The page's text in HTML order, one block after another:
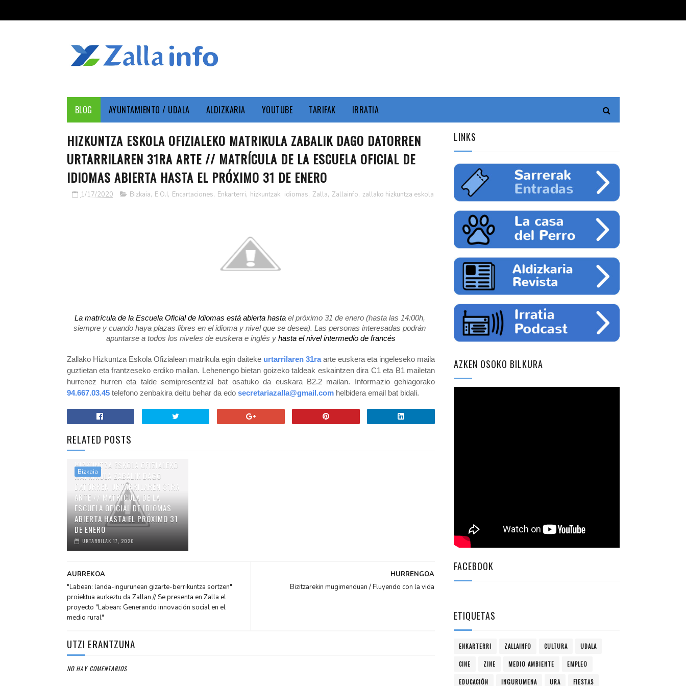
BLOG AYUNTAMIENTO / UDALA ALDIZKARIA YOUTUBE TARIFAK IRRATIA
HIZKUNTZA ESKOLA OFIZIALEKO MATRIKULA ZABALIK DAGO DATORREN
URTARRILAREN 31RA ARTE // MATRÍCULA DE LA ESCUELA OFICIAL DE
IDIOMAS ABIERTA HASTA EL PRÓXIMO 31 DE ENERO
1/17/2020 Bizkaia, E.O.I, Encartaciones, Enkarterri, hizkuntzak, idiomas, Zalla, Zallainfo, zallako hizkuntza eskola
La matrícula de la Escuela Oficial de Idiomas está abierta hasta el próximo 31 de enero (hasta las 14:00h,
siempre y cuando haya plazas libres en el idioma y nivel que se desea). Las personas interesadas podrán
apuntarse a todos los niveles de euskera e inglés y hasta el nivel intermedio de francés
Zallako Hizkuntza Eskola Ofizialean matrikula egin daiteke urtarrilaren 31ra arte euskera eta ingeleseko maila
guztietan eta frantzeseko erdiko mailan. Lehenengo bietan goizeko taldeak eskaintzen dira C1 eta B1 mailetan
94.667.03.45 telefono zenbakira deitu behar da edo secretariazalla@gmail.com helbidera email bat bidali.
RELATED POSTS
Bizkaia
HIZKUNTZA ESKOLA OFIZIALEKO
MATRIKULA ZABALIK DAGO
DATORREN URTARRILAREN 31RA
ARTE // MATRÍCULA DE LA
ESCUELA OFICIAL DE IDIOMAS
ABIERTA HASTA EL PRÓXIMO 31
DE ENERO
URTARRILAK 17, 2020
HURRENGOA
Bizitzarekin mugimenduan / Fluyendo con la vida
AURREKOA
"Labean: landa-ingurunean gizarte-berrikuntza sortzen"
proiektua aurkeztu da Zallan // Se presenta en Zalla el
proyecto "Labean: Generando innovación social en el
medio rural"
UTZI ERANTZUNA
NO HAY COMENTARIOS
LINKS
AZKEN OSOKO BILKURA
FACEBOOK
ETIQUETAS
ENKARTERRI ZALLAINFO CULTURA UDALA
CINE ZINE MEDIO AMBIENTE EMPLEO
EDUCACIÓN INGURUMENA URA FIESTAS